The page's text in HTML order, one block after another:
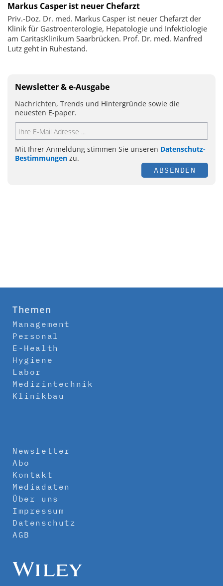
Markus Casper ist neuer Chefarzt
Priv.-Doz. Dr. med. Markus Casper ist neuer Chefarzt der
Klinik für Gastroenterologie, Hepatologie und Infektiologie
am CaritasKlinikum Saarbrücken. Prof. Dr. med. Manfred
Lutz geht in Ruhestand.
Newsletter & e-Ausgabe
Nachrichten, Trends und Hintergründe sowie die
neuesten E-paper.
Mit Ihrer Anmeldung stimmen Sie unseren Datenschutz-
Bestimmungen zu.
ABSENDEN
Themen
Management
Personal
E-Health
Hygiene
Labor
Medizintechnik
Klinikbau
Newsletter
Abo
Kontakt
Mediadaten
Über uns
Impressum
Datenschutz
AGB